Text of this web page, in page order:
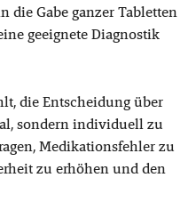
die Gabe ganzer Tabletten
geeignete Diagnostik
die Entscheidung über
sondern individuell zu
Medikationsfehler zu
zu erhöhen und den